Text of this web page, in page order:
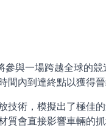
與一場跨越全球的
間內到達終點以獲得
技術，模擬出了極佳
質會直接影響車輛的